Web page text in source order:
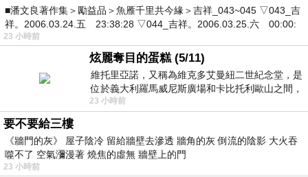
■潘文良著作集＞勵益品＞魚雁千里共今緣＞吉祥_043~045 ▽043_吉
祥。2006.03.24.五 23:38:28 ▽044_吉祥。2006.03.25.六 00:00:
23 小時前
炫麗奪目的蛋糕 (5/11)
維托里亞諾，又稱為維克多艾曼紐二世紀念堂，是
位於義大利羅馬威尼斯廣場和卡比托利歐山之間，
用以紀念統一義大利統一後的的第一位國
23 小時前
要不要給三樓
《牆門的灰》 屋子陰冷 留給牆壁去滲透 牆角的灰 倒流的陰影 大火吞
噬不了 空氣瀰漫著 燒焦的虛無 牆壁上的門
23 小時前